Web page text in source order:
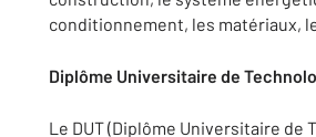
conditionnement, les matériaux,
Diplôme Universitaire de
Le DUT (Diplôme Universitaire de